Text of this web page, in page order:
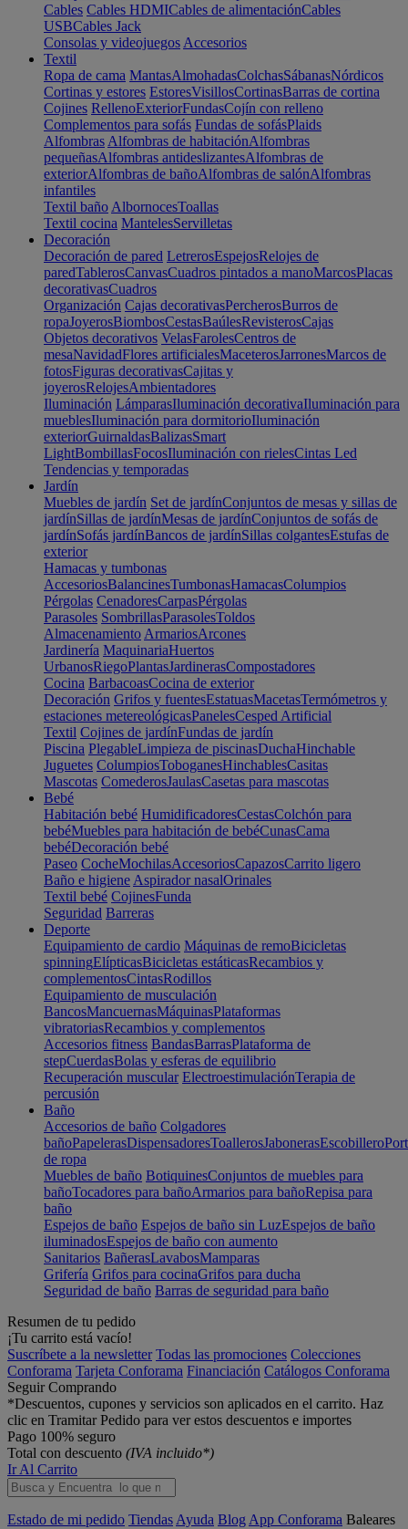
Cables Cables HDMICables de alimentaciónCables
USBCables Jack
Consolas y videojuegos Accesorios
Textil
Ropa de cama MantasAlmohadasColchasSábanasNórdicos
Cortinas y estores EstoresVisillosCortinasBarras de cortina
Cojines RellenoExteriorFundasCojín con relleno
Complementos para sofás Fundas de sofásPlaids
Alfombras Alfombras de habitaciónAlfombras
pequeñasAlfombras antideslizantesAlfombras de
exteriorAlfombras de bañoAlfombras de salónAlfombras
infantiles
Textil baño AlbornocesToallas
Textil cocina MantelesServilletas
Decoración
Decoración de pared LetrerosEspejosRelojes de
paredTablerosCanvasCuadros pintados a manoMarcosPlacas
decorativasCuadros
Organización Cajas decorativasPercherosBurros de
ropaJoyerosBiombosCestasBaúlesRevisterosCajas
Objetos decorativos VelasFarolesCentros de
mesaNavidadFlores artificialesMaceterosJarronesMarcos de
fotosFiguras decorativasCajitas y
joyerosRelojesAmbientadores
Iluminación LámparasIluminación decorativaIluminación para
mueblesIluminación para dormitorioIluminación
exteriorGuirnaldasBalizasSmart
LightBombillasFocosIluminación con rielesCintas Led
Tendencias y temporadas
Jardín
Muebles de jardín Set de jardínConjuntos de mesas y sillas de
jardínSillas de jardínMesas de jardínConjuntos de sofás de
jardínSofás jardínBancos de jardínSillas colgantesEstufas de
exterior
Hamacas y tumbonas
AccesoriosBalancinesTumbonasHamacasColumpios
Pérgolas CenadoresCarpasPérgolas
Parasoles SombrillasParasolesToldos
Almacenamiento ArmariosArcones
Jardinería MaquinariaHuertos
UrbanosRiegoPlantasJardinerasCompostadores
Cocina BarbacoasCocina de exterior
Decoración Grifos y fuentesEstatuasMacetasTermómetros y
estaciones metereológicasPanelesCesped Artificial
Textil Cojines de jardínFundas de jardín
Piscina PlegableLimpieza de piscinasDuchaHinchable
Juguetes ColumpiosToboganesHinchablesCasitas
Mascotas ComederosJaulasCasetas para mascotas
Bebé
Habitación bebé HumidificadoresCestasColchón para
bebéMuebles para habitación de bebéCunasCama
bebéDecoración bebé
Paseo CocheMochilasAccesoriosCapazosCarrito ligero
Baño e higiene Aspirador nasalOrinales
Textil bebé CojinesFunda
Seguridad Barreras
Deporte
Equipamiento de cardio Máquinas de remoBicicletas
spinningElípticasBicicletas estáticasRecambios y
complementosCintasRodillos
Equipamiento de musculación
BancosMancuernasMáquinasPlataformas
vibratoriasRecambios y complementos
Accesorios fitness BandasBarrasPlataforma de
stepCuerdasBolas y esferas de equilibrio
Recuperación muscular ElectroestimulaciónTerapia de
percusión
Baño
Accesorios de baño Colgadores
bañoPapelerasDispensadoresToallerosJabonerasEscobillero
de ropa
Muebles de baño BotiquinesConjuntos de muebles para
bañoTocadores para bañoArmarios para bañoRepisa para
baño
Espejos de baño Espejos de baño sin LuzEspejos de baño
iluminadosEspejos de baño con aumento
Sanitarios BañerasLavabosMamparas
Grifería Grifos para cocinaGrifos para ducha
Seguridad de baño Barras de seguridad para baño
Resumen de tu pedido
¡Tu carrito está vacío!
Suscríbete a la newsletter Todas las promociones Colecciones
Conforama Tarjeta Conforama Financiación Catálogos Conforama
Seguir Comprando
*Descuentos, cupones y servicios son aplicados en el carrito. Haz
clic en Tramitar Pedido para ver estos descuentos e importes
Pago 100% seguro
Total con descuento (IVA incluido*)
Ir Al Carrito
Estado de mi pedido Tiendas Ayuda Blog App Conforama Baleares